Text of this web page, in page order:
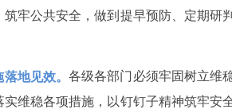
牢公共安全，做到提早预防、定期研
落地见效。各级各部门必须牢固树立维
维稳各项措施，以钉钉子精神筑牢安